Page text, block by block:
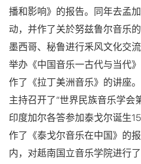
播和影响》的报告。同年去孟
动，并作了关於努兹鲁尔音乐
墨西哥、秘鲁进行釆风文化交
举办《中国音乐一古代与当代
作了《拉丁美洲音乐》的讲座
主持召开了“世界民族音乐学会
印度加尔各答参加泰戈尔诞生
作了《泰戈尔音乐在中国》的
内，对赿南国立音乐学院进行